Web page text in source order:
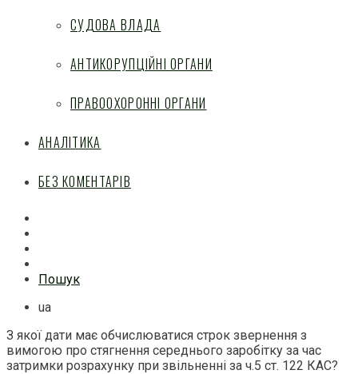
СУДОВА ВЛАДА
АНТИКОРУПЦІЙНІ ОРГАНИ
ПРАВООХОРОННІ ОРГАНИ
АНАЛІТИКА
БЕЗ КОМЕНТАРІВ
Пошук
ua
З якої дати має обчислюватися строк звернення з
вимогою про стягнення середнього заробітку за час
затримки розрахунку при звільненні за ч.5 ст. 122 КАС?